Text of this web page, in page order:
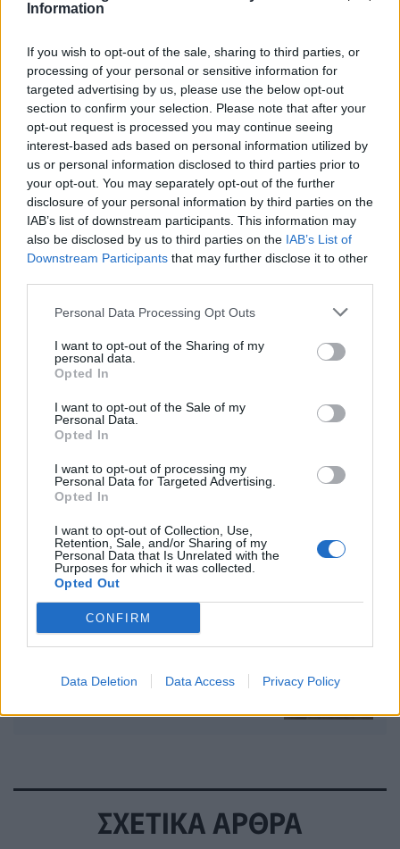
Information
If you wish to opt-out of the sale, sharing to third parties, or
processing of your personal or sensitive information for
targeted advertising by us, please use the below opt-out
section to confirm your selection. Please note that after your
opt-out request is processed you may continue seeing
interest-based ads based on personal information utilized by
us or personal information disclosed to third parties prior to
your opt-out. You may separately opt-out of the further
disclosure of your personal information by third parties on the
IAB’s list of downstream participants. This information may
also be disclosed by us to third parties on the IAB’s List of
Downstream Participants that may further disclose it to other
Personal Data Processing Opt Outs
I want to opt-out of the Sharing of my
personal data.
Opted In
I want to opt-out of the Sale of my
Personal Data.
Opted In
I want to opt-out of processing my
Personal Data for Targeted Advertising.
Opted In
I want to opt-out of Collection, Use,
Retention, Sale, and/or Sharing of my
Personal Data that Is Unrelated with the
Purposes for which it was collected.
Opted Out
CONFIRM
Data Deletion Data Access Privacy Policy
πρέπει να γνωρίζετε
Οστεοαρθρίτιδα: Αναμένεται
ραγδαία αύξηση τα επόμενα
χρόνια – Πώς αντιμετωπίζεται
Τελευταία τροποποίηση στις 27/06/2026 - 03:15
Πρόσθεσε το HealthStat
στα αγαπημένα σου στη
Google
ΓΟΝΑΤΟ ΠΑΠΟΥΤΣΙΑ
ΠΕΡΙΣΣΟΤΕΡΑ ΣΤΗΝ ΙΔΙΑ ΚΑΤΗΓΟΡΙΑ
4 ογκολόγοι συμφωνούν: Αυτή είναι
23 Ιουνίου 2026
το καλοκαίρι;
ΣΧΕΤΙΚΑ ΑΡΘΡΑ